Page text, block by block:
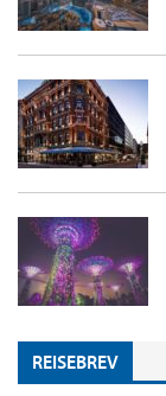
REISEBREV